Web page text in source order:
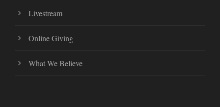
Livestream
Online Giving
What We Believe